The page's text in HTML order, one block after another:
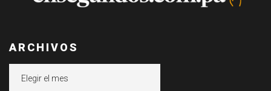
ARCHIVOS